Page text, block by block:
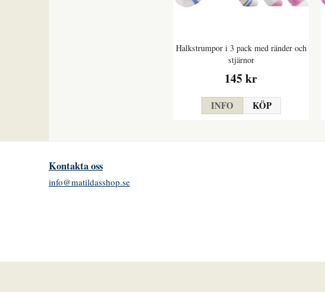
Halkstrumpor i 3 pack med ränder och
stjärnor
145 kr
INFO KÖP
Kontakta oss
info@matildasshop.se